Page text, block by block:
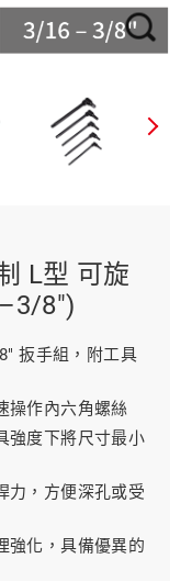
L型 可旋
8")
扳手組，附工具
操作內六角螺絲
強度下將尺寸最小
力，方便深孔或受
強化，具備優異的